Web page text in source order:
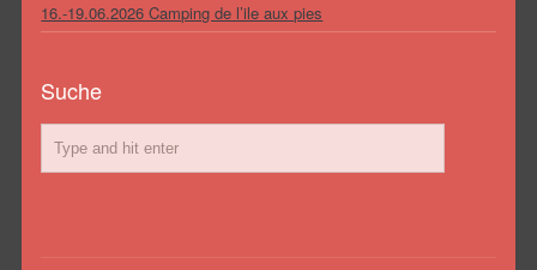
16.-19.06.2026 Camping de l’ile aux pies
Suche